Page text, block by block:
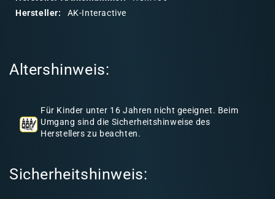
n
Hersteller:
AK-Interactive
Altershinweis:
Für Kinder unter 16 Jahren nicht geeignet. Beim
Umgang sind die Sicherheitshinweise des
Herstellers zu beachten.
Sicherheitshinweis: